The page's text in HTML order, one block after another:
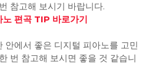
참고해 보시기 바랍니다.
편곡 TIP 바로가기
안에서 좋은 디지털 피아노를 고민
번 참고해 보시면 좋을 것 같습니